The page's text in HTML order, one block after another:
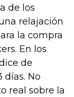
de los
relajación
la compra
En los
de
días. No
real sobre la